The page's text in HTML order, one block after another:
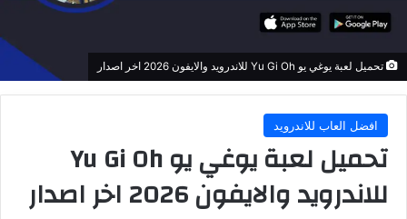
تحميل لعبة يوغي يو Yu Gi Oh للاندرويد والايفون 2026 اخر اصدار
افضل العاب للاندرويد
تحميل لعبة يوغي يو Yu Gi Oh
للاندرويد والايفون 2026 اخر اصدار